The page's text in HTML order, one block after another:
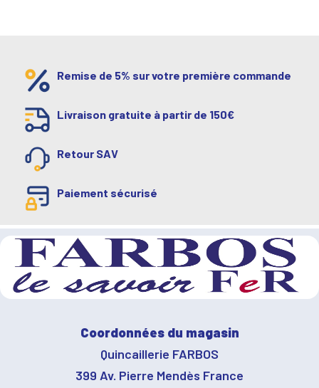
Remise de 5% sur votre première commande
Livraison gratuite à partir de 150€
Retour SAV
Paiement sécurisé
Coordonnées du magasin
Quincaillerie FARBOS
399 Av. Pierre Mendès France